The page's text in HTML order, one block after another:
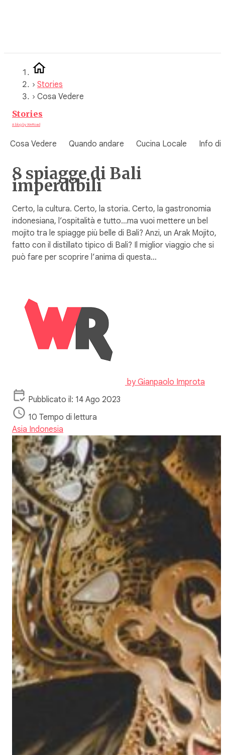
› Stories
› Cosa Vedere
Stories
A blog by WeRoad
Cosa Vedere Quando andare Cucina Locale Info di
8 spiagge di Bali
imperdibili
Certo, la cultura. Certo, la storia. Certo, la gastronomia
indonesiana, l’ospitalità e tutto…ma vuoi mettere un bel
mojito tra le spiagge più belle di Bali? Anzi, un Arak Mojito,
fatto con il distillato tipico di Bali? Il miglior viaggio che si
può fare per scoprire l’anima di questa…
byGianpaolo Improta
Pubblicato il: 14 Ago 2023
10 Tempo di lettura
Asia Indonesia